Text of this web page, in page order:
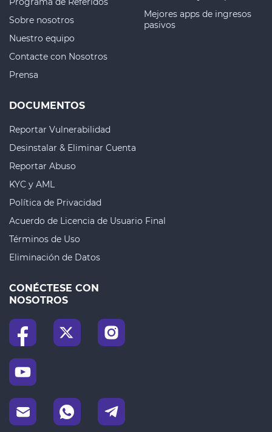
Sobre nosotros
Nuestro equipo
Contacte con Nosotros
Prensa
Mejores apps de ingresos
pasivos
DOCUMENTOS
Reportar Vulnerabilidad
Desinstalar & Eliminar Cuenta
Reportar Abuso
KYC y AML
Política de Privacidad
Acuerdo de Licencia de Usuario Final
Términos de Uso
Eliminación de Datos
CONÉCTESE CON
NOSOTROS